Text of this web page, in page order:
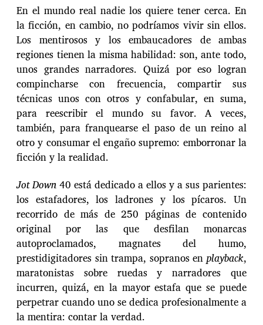
En el mundo real nadie los quiere tener cerca. En
la ficción, en cambio, no podríamos vivir sin ellos.
Los mentirosos y los embaucadores de ambas
regiones tienen la misma habilidad: son, ante todo,
unos grandes narradores. Quizá por eso logran
compincharse con frecuencia, compartir sus
técnicas unos con otros y confabular, en suma,
para reescribir el mundo su favor. A veces,
también, para franquearse el paso de un reino al
otro y consumar el engaño supremo: emborronar la
ficción y la realidad.
Jot Down40 está dedicado a ellos y a sus parientes:
los estafadores, los ladrones y los pícaros. Un
recorrido de más de 250 páginas de contenido
original por las que desfilan monarcas
autoproclamados, magnates del humo,
prestidigitadores sin trampa, sopranos en playback,
maratonistas sobre ruedas y narradores que
incurren, quizá, en la mayor estafa que se puede
perpetrar cuando uno se dedica profesionalmente a
la mentira: contar la verdad.